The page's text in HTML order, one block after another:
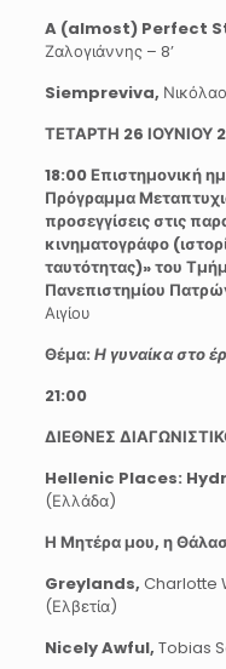
A (almost) Perfect
Ζαλογιάννης – 8’
Siempreviva,
ΤΕΤΑΡΤΗ 26 ΙΟΥΝΙΟΥ
18:00 Επιστημονική
Πρόγραμμα
προσεγγίσεις στις
κινηματογράφο
ταυτότητας)» του
Πανεπιστημίου
Αιγίου
Θέμα: Η γυναίκα στο
21:00
ΔΙΕΘΝΕΣ
Hellenic Places:
(Ελλάδα)
Η Μητέρα μου, η
Greylands, Charlotte
(Ελβετία)
Nicely Awful, Tobias